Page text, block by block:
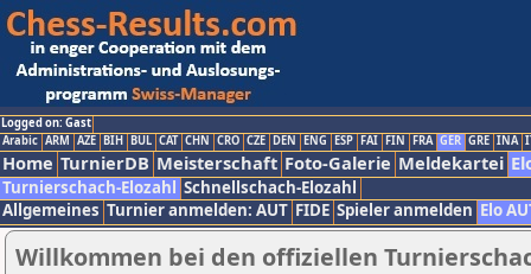
Logged on: Gast
Arabic ARM AZE BIH BUL CAT CHN CRO CZE DEN ENG ESP FAI FIN FRA GER GRE INA
Home TurnierDB Meisterschaft Foto-Galerie Meldekartei
Turnierschach-Elozahl Schnellschach-Elozahl
Allgemeines Turnier anmelden: AUT FIDE Spieler anmelden Elo
Willkommen bei den offiziellen